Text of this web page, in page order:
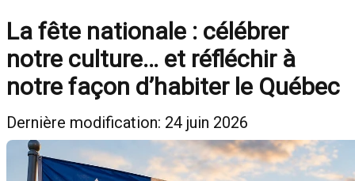
La fête nationale : célébrer
notre culture… et réfléchir à
notre façon d’habiter le Québec
Dernière modification: 24 juin 2026